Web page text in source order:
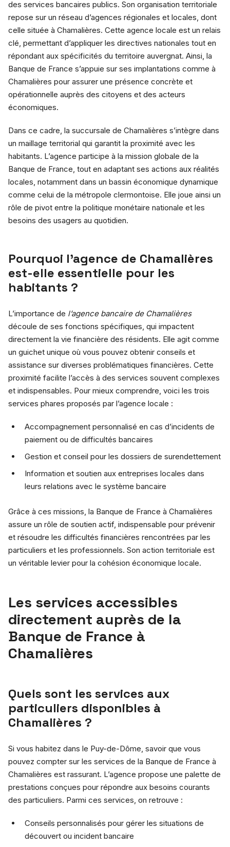
des services bancaires publics. Son organisation territoriale
repose sur un réseau d’agences régionales et locales, dont
celle située à Chamalières. Cette agence locale est un relais
clé, permettant d’appliquer les directives nationales tout en
répondant aux spécificités du territoire auvergnat. Ainsi, la
Banque de France s’appuie sur ses implantations comme à
Chamalières pour assurer une présence concrète et
opérationnelle auprès des citoyens et des acteurs
économiques.
Dans ce cadre, la succursale de Chamalières s’intègre dans
un maillage territorial qui garantit la proximité avec les
habitants. L’agence participe à la mission globale de la
Banque de France, tout en adaptant ses actions aux réalités
locales, notamment dans un bassin économique dynamique
comme celui de la métropole clermontoise. Elle joue ainsi un
rôle de pivot entre la politique monétaire nationale et les
besoins des usagers au quotidien.
Pourquoi l’agence de Chamalières
est-elle essentielle pour les
habitants ?
L’importance de l’agence bancaire de Chamalières
découle de ses fonctions spécifiques, qui impactent
directement la vie financière des résidents. Elle agit comme
un guichet unique où vous pouvez obtenir conseils et
assistance sur diverses problématiques financières. Cette
proximité facilite l’accès à des services souvent complexes
et indispensables. Pour mieux comprendre, voici les trois
services phares proposés par l’agence locale :
Accompagnement personnalisé en cas d’incidents de
paiement ou de difficultés bancaires
Gestion et conseil pour les dossiers de surendettement
Information et soutien aux entreprises locales dans
leurs relations avec le système bancaire
Grâce à ces missions, la Banque de France à Chamalières
assure un rôle de soutien actif, indispensable pour prévenir
et résoudre les difficultés financières rencontrées par les
particuliers et les professionnels. Son action territoriale est
un véritable levier pour la cohésion économique locale.
Les services accessibles
directement auprès de la
Banque de France à
Chamalières
Quels sont les services aux
particuliers disponibles à
Chamalières ?
Si vous habitez dans le Puy-de-Dôme, savoir que vous
pouvez compter sur les services de la Banque de France à
Chamalières est rassurant. L’agence propose une palette de
prestations conçues pour répondre aux besoins courants
des particuliers. Parmi ces services, on retrouve :
Conseils personnalisés pour gérer les situations de
découvert ou incident bancaire